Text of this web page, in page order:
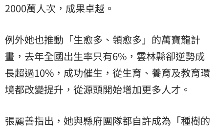
2000萬人次，成果卓越。
例外她也推動「生愈多、領愈多」的萬寶龍計
畫，去年全國出生率只有6%，雲林縣卻逆勢成
長超過10%，成功催生，從生育、養育及教育環
境都改變提升，從源頭開始增加更多人才。
張麗善指出，她與縣府團隊都自許成為「種樹的